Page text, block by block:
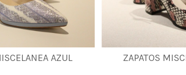
AZUL
36 37 39 ZAPATOS
35 37